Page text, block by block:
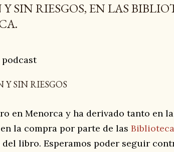
SIN RIESGOS, EN LAS
SIN RIESGOS
en Menorca y ha derivado tanto en
la compra por parte de las
del libro. Esperamos poder seguir